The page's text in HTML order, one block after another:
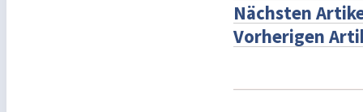
Nächsten
Vorherigen